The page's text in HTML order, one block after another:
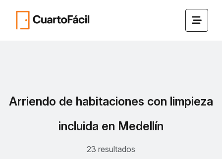
Arriendo de habitaciones con limpieza
incluida en Medellín
23 resultados